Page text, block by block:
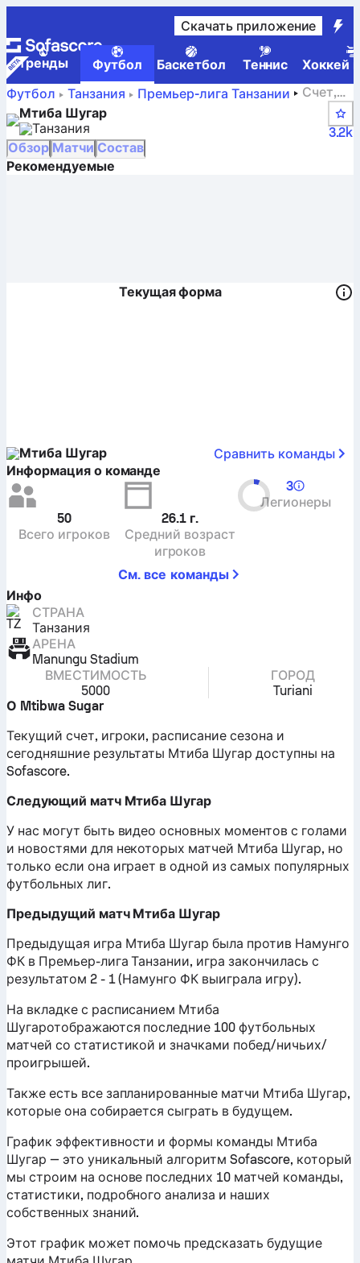
Скачать приложение
Tренды Футбол Баскетбол Теннис
Хоккей
Футбол
Танзания Премьер-лига Танзании
Счет,
матчи, турнирные таблицы и статистика игроков
Мтиба Шугар
Мтиба Шугар
Танзания
3.2k
Обзор Матчи Состав
Рекомендуемые
Текущая форма
Мтиба Шугар
Сравнить команды
Информация о команде
50
Всего игроков
26.1 г.
Средний возраст
игроков
3
Легионеры
См. все команды
Инфо
СТРАНА
Танзания
АРЕНА
Manungu Stadium
ВМЕСТИМОСТЬ
5000
ГОРОД
Turiani
О Mtibwa Sugar
Текущий счет, игроки, расписание сезона и
сегодняшние результаты Мтиба Шугар доступны на
Sofascore.
Следующий матч Мтиба Шугар
У нас могут быть видео основных моментов с голами
и новостями для некоторых матчей Мтиба Шугар, но
только если она играет в одной из самых популярных
футбольных лиг.
Предыдущий матч Мтиба Шугар
Предыдущая игра Мтиба Шугар была против Намунго
ФК в Премьер-лига Танзании, игра закончилась с
результатом 2 - 1 (Намунго ФК выиграла игру).
На вкладке с расписанием Мтиба
Шугаротображаются последние 100 футбольных
матчей со статистикой и значками побед/ничьих/
проигрышей.
Также есть все запланированные матчи Мтиба Шугар,
которые она собирается сыграть в будущем.
График эффективности и формы команды Мтиба
Шугар — это уникальный алгоритм Sofascore, который
мы строим на основе последних 10 матчей команды,
статистики, подробного анализа и наших
собственных знаний.
Этот график может помочь предсказать будущие